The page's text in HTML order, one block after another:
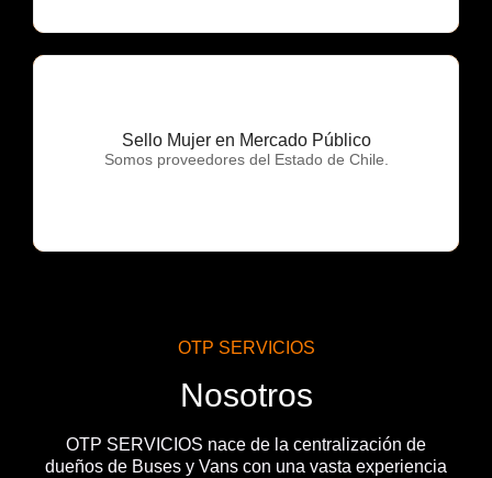
Sello Mujer en Mercado Público
Somos proveedores del Estado de Chile.
OTP Servicios
OTP SERVICIOS
Nosotros
OTP SERVICIOS nace de la centralización de
dueños de Buses y Vans con una vasta experiencia